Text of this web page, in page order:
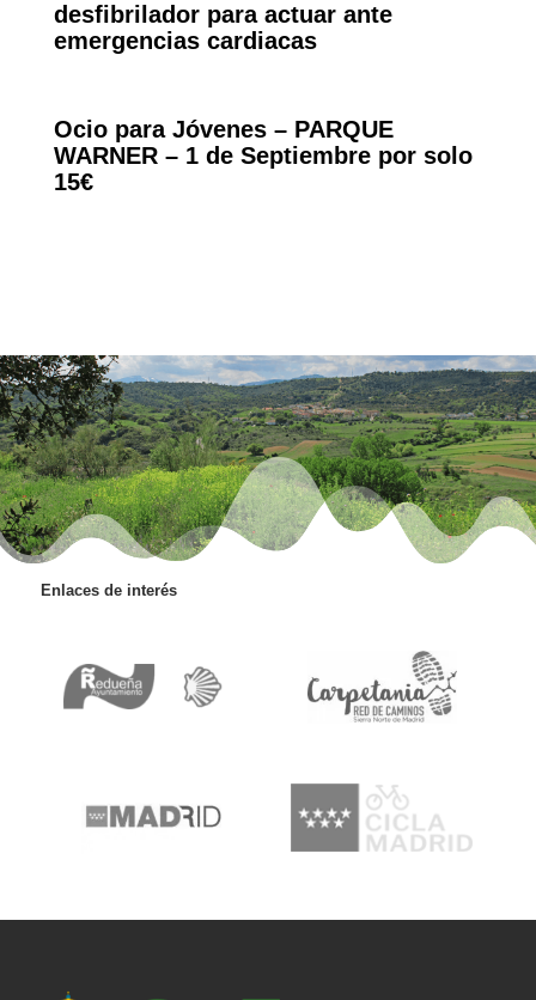
desfibrilador para actuar ante
emergencias cardiacas
Ocio para Jóvenes – PARQUE
WARNER – 1 de Septiembre por solo
15€
Enlaces de interés